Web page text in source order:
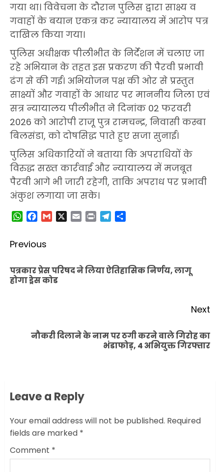
गया था। विवेचना के दौरान पुलिस द्वारा साक्ष्य व
गवाहों के बयान एकत्र कर न्यायालय में आरोप पत्र
दाखिल किया गया।
पुलिस अधीक्षक पीलीभीत के निर्देशन में चलाए जा
रहे अभियान के तहत इस प्रकरण की पैरवी प्रभावी
ढंग से की गई। अभियोजन पक्ष की ओर से प्रस्तुत
साक्ष्यों और गवाहों के आधार पर माननीय जिला एवं
सत्र न्यायालय पीलीभीत ने दिनांक 02 फरवरी
2026 को आरोपी राजू पुत्र रामचन्द्र, निवासी कस्बा
बिलसंडा, को दोषसिद्ध पाते हुए सजा सुनाई।
पुलिस अधिकारियों ने बताया कि अपराधियों के
विरुद्ध सख्त कार्रवाई और न्यायालय में मजबूत
पैरवी आगे भी जारी रहेगी, ताकि अपराध पर प्रभावी
अंकुश लगाया जा सके।
WhatsApp
Facebook
Gmail EmailPrint Telegram
Post
navigation
Previous
पत्रकार प्रेस परिषद ने लिया ऐतिहासिक निर्णय, लागू
होगा ड्रेस कोड
Next
नौकरी दिलाने के नाम पर ठगी करने वाले गिरोह का
भंडाफोड़, 4 अभियुक्त गिरफ्तार
Leave a Reply
Your email address will not be published. Required
fields are marked *
Comment *